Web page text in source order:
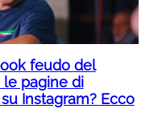
feudo del
le pagine di
Instagram? Ecco